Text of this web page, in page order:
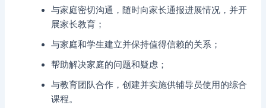
与家庭密切沟通，随时向家长通报进展情况，并开
展家长教育；
与家庭和学生建立并保持值得信赖的关系；
帮助解决家庭的问题和疑虑；
与教育团队合作，创建并实施供辅导员使用的综合
课程。